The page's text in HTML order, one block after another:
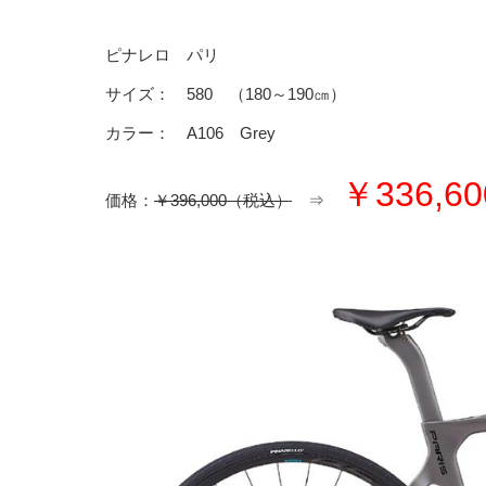
ピナレロ パリ
サイズ： 580 （180～190㎝）
カラー： A106 Grey
価格： ￥396,000（税込） ⇒ ￥